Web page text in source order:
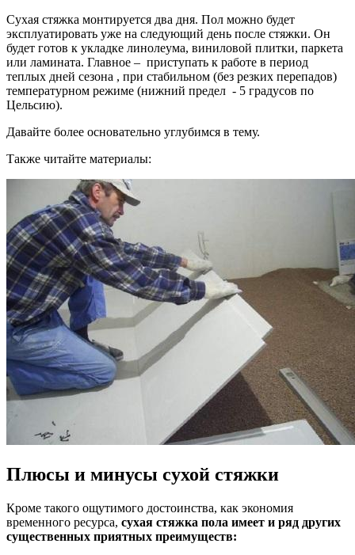
Сухая стяжка монтируется два дня. Пол можно будет
эксплуатировать уже на следующий день после стяжки. Он
будет готов к укладке линолеума, виниловой плитки, паркета
или ламината. Главное – приступать к работе в период
теплых дней сезона , при стабильном (без резких перепадов)
температурном режиме (нижний предел - 5 градусов по
Цельсию).
Давайте более основательно углубимся в тему.
Также читайте материалы:
Плюсы и минусы сухой стяжки
Кроме такого ощутимого достоинства, как экономия
временного ресурса, сухая стяжка пола имеет и ряд других
существенных приятных преимуществ: